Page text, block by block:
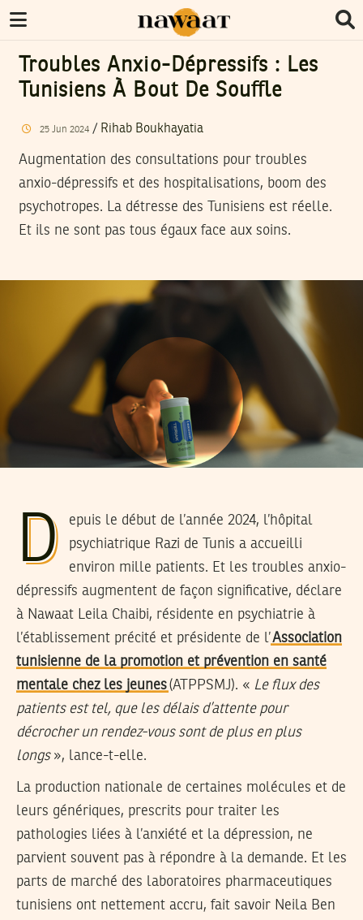
Troubles Anxio-Dépressifs : Les
Tunisiens À Bout De Souffle
25 Jun 2024/ Rihab Boukhayatia
Augmentation des consultations pour troubles
anxio-dépressifs et des hospitalisations, boom des
psychotropes. La détresse des Tunisiens est réelle.
Et ils ne sont pas tous égaux face aux soins.
D
epuis le début de l’année 2024, l’hôpital
psychiatrique Razi de Tunis a accueilli
environ mille patients. Et les troubles anxio-
dépressifs augmentent de façon significative, déclare
à Nawaat Leila Chaibi, résidente en psychiatrie à
l’établissement précité et présidente de l’Association
tunisienne de la promotion et prévention en santé
mentale chez les jeunes(ATPPSMJ). « Le flux des
patients est tel, que les délais d’attente pour
décrocher un rendez-vous sont de plus en plus
longs», lance-t-elle.
La production nationale de certaines molécules et de
leurs génériques, prescrits pour traiter les
pathologies liées à l’anxiété et la dépression, ne
parvient souvent pas à répondre à la demande. Et les
parts de marché des laboratoires pharmaceutiques
tunisiens ont nettement accru, fait savoir Neila Ben